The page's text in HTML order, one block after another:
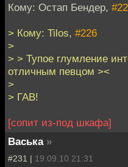
Кому: Остап Бендер,
> Кому: Tilos, #226
>
> > Тупое глумление
отличным певцом ><
>
> ГАВ!
[сопит из-под шкафа]
Васька »
#231 | 19.09.10 21:31